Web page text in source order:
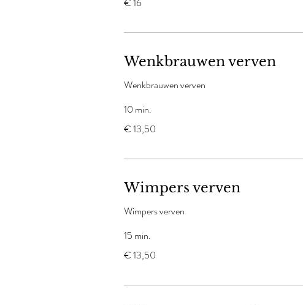
euro
Wenkbrauwen verven
Wenkbrauwen verven
10 min.
euro
€ 13,50
Wimpers verven
Wimpers verven
15 min.
euro
€ 13,50